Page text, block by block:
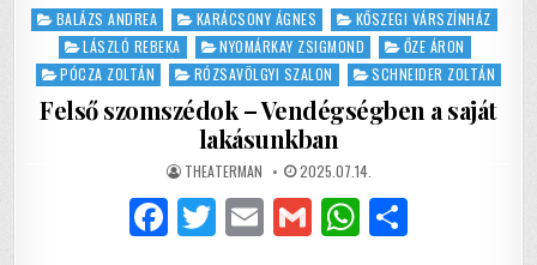
Posted
BALÁZS ANDREA KARÁCSONY ÁGNES
KŐSZEGI VÁRSZÍNHÁZ
LÁSZLÓ REBEKA
NYOMÁRKAY ZSIGMOND
ŐZE ÁRON
PÓCZA ZOLTÁN
RÓZSAVÖLGYI SZALON SCHNEIDER ZOLTÁN
Felső szomszédok – Vendégségben a saját
lakásunkban
AUTHOR:
THEATERMAN PUBLISHED
DATE:
2025.07.14.
F T E G W